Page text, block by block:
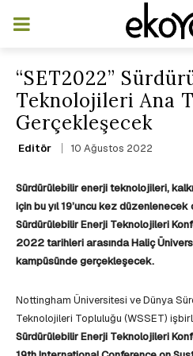
“SET2022”
Teknolojileri Ana
Gerçekleşecek
Editör 10 Ağustos 2022
Sürdürülebilir enerji teknolojileri,
için bu yıl 19’uncu kez düzenlenecek
Sürdürülebilir Enerji Teknolojileri
2022 tarihleri arasında Haliç
kampüsünde gerçekleşecek.
Nottingham Üniversitesi ve Dünya
Teknolojileri Topluluğu (WSSET)
Sürdürülebilir Enerji Teknolojileri